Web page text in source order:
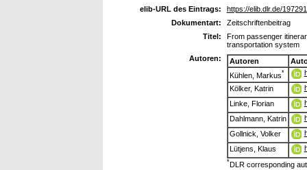
elib-URL des Eintrags:
https://elib.dlr.de/
Dokumentart:
Zeitschriftenbeitrag
Titel:
From passenger
transportation system
Autoren:
Autoren
Kühlen, Markus*
Kölker, Katrin
Linke, Florian
Dahlmann, Katrin
Gollnick, Volker
Lütjens, Klaus
*DLR corresponding